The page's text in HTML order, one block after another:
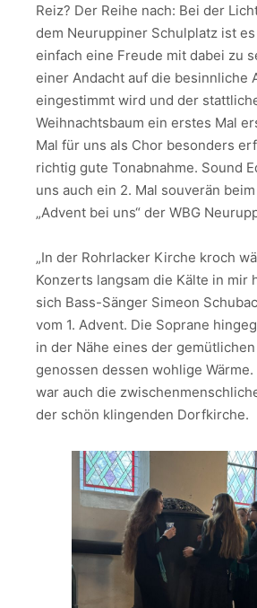
Reiz? Der Reihe nach: Bei der
dem Neuruppiner Schulplatz ist
einfach eine Freude mit dabei zu
einer Andacht auf die besinnliche
eingestimmt wird und der
Weihnachtsbaum ein erstes Mal
Mal für uns als Chor besonders
richtig gute Tonabnahme. Sound
uns auch ein 2. Mal souverän
„Advent bei uns“ der WBG
„In der Rohrlacker Kirche kroch
Konzerts langsam die Kälte in mir
sich Bass-Sänger Simeon
vom 1. Advent. Die Soprane
in der Nähe eines der
genossen dessen wohlige Wärme.
war auch die
der schön klingenden Dorfkirche.